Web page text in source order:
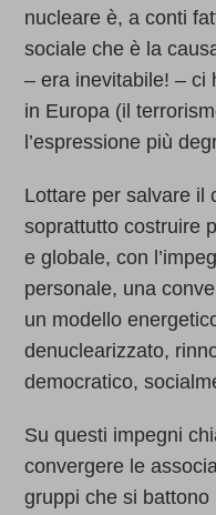
nucleare è, a conti
sociale che è la
– era inevitabile! – ci
in Europa (il
l’espressione più
Lottare per salvare il
soprattutto costruire
e globale, con
personale, una
un modello
denuclearizzato,
democratico,
Su questi impegni
convergere le
gruppi che si battono